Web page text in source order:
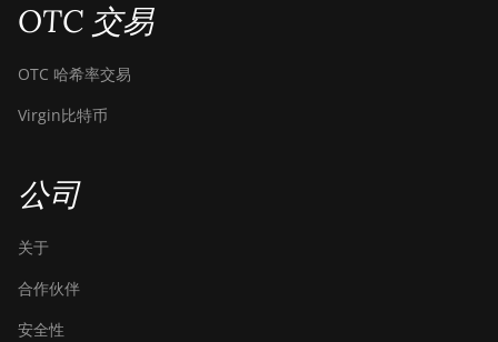
OTC 交易
OTC 哈希率交易
Virgin比特币
公司
关于
合作伙伴
安全性